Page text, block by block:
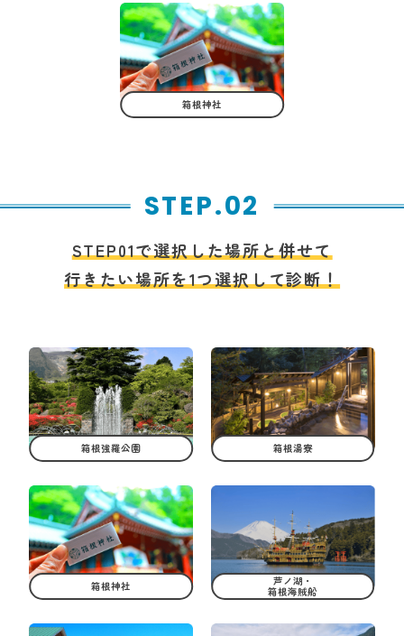
箱根神社
STEP.02
STEP01で選択した場所と併せて
行きたい場所を1つ選択して診断！
箱根強羅公園 箱根湯寮
箱根神社
芦ノ湖・
箱根海賊船